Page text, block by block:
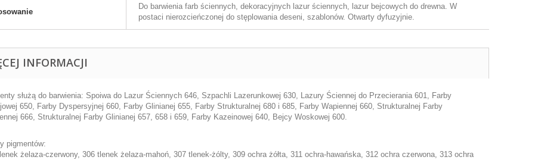
Do barwienia farb ściennych, dekoracyjnych lazur ściennych, lazur bejcowych do drewna. W
postaci nierozcieńczonej do stęplowania deseni, szablonów. Otwarty dyfuzyjnie.
INFORMACJI
służą do barwienia: Spoiwa do Lazur Ściennych 646, Szpachli Lazerunkowej 630, Lazury Ściennej do Przecierania 601, Farby
650, Farby Dyspersyjnej 660, Farby Glinianej 655, Farby Strukturalnej 680 i 685, Farby Wapiennej 660, Strukturalnej Farby
666, Strukturalnej Farby Glinianej 657, 658 i 659, Farby Kazeinowej 640, Bejcy Woskowej 600.
pigmentów:
żelaza-czerwony, 306 tlenek żelaza-mahoń, 307 tlenek-żólty, 309 ochra żółta, 311 ochra-hawańska, 312 ochra czerwona, 313 ochra